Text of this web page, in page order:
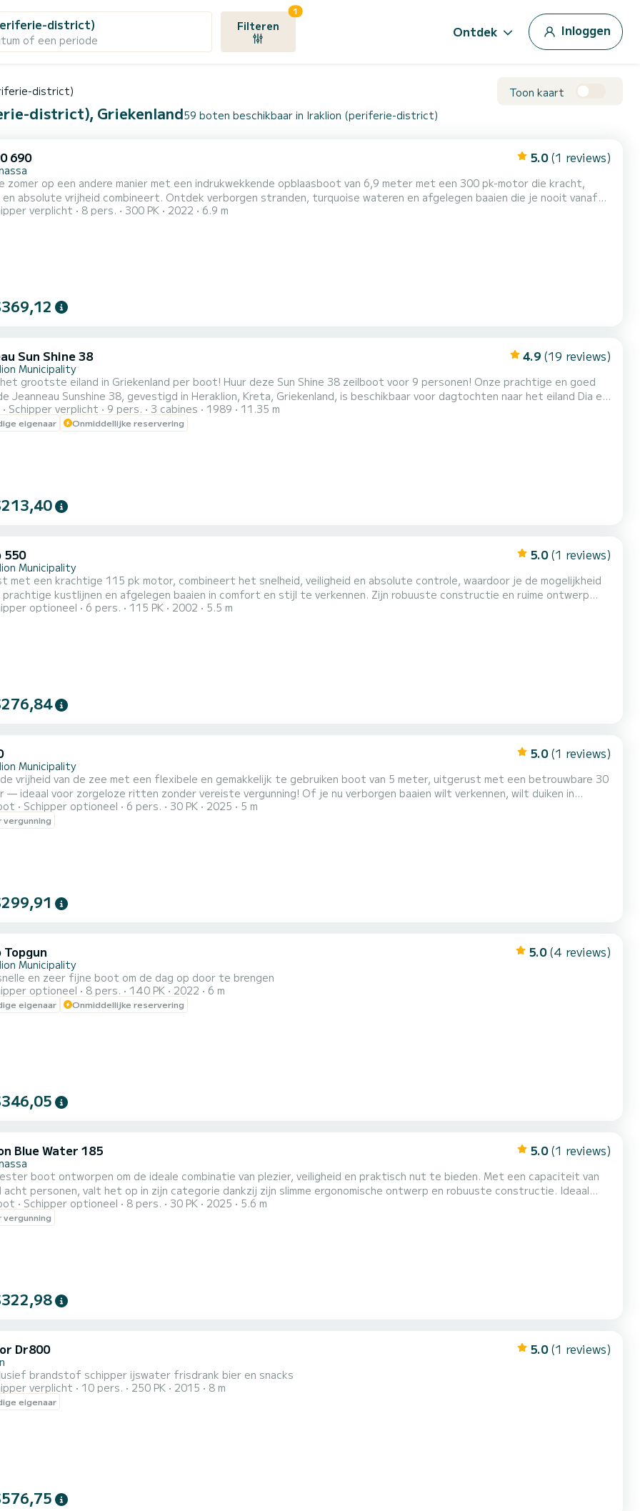
district)
of een periode
Filteren
1
Ontdek Inloggen
district) Toon kaart
district), Griekenland59 boten beschikbaar in Iraklion (periferie-district)
690 5.0 (1 reviews)
zomer op een andere manier met een indrukwekkende opblaasboot van 6,9 meter met een 300 pk-motor die kracht,
absolute vrijheid combineert. Ontdek verborgen stranden, turquoise wateren en afgelegen baaien die je nooit vanaf
bereiken. Met voldoende ruimte voor je gezelschap, ergonomisch design en hoge prestaties, biedt de boot een
verplicht 8 pers. 300 PK 2022 6.9 m
Sun Shine 38 4.9 (19 reviews)
Municipality
grootste eiland in Griekenland per boot! Huur deze Sun Shine 38 zeilboot voor 9 personen! Onze prachtige en goed
Jeanneau Sunshine 38, gevestigd in Heraklion, Kreta, Griekenland, is beschikbaar voor dagtochten naar het eiland Dia en
stranden, en ook voor meerdaagse cruises naar de Cycladen (Santorini, Paros, Milos, etc.) en de Dodekanesos
Rodos, etc.) Onder zeil heeft de Sun Shine 38 een uitstekende richtingstabiliteit. Het sturen van de boot laat g...
Schipper verplicht 9 pers. 3 cabines 1989 11.35 m
eigenaar Onmiddellijke reservering
550 5.0 (1 reviews)
Municipality
met een krachtige 115 pk motor, combineert het snelheid, veiligheid en absolute controle, waardoor je de mogelijkheid
prachtige kustlijnen en afgelegen baaien in comfort en stijl te verkennen. Zijn robuuste constructie en ruime ontwerp
ideaal voor groepen die krachtige momenten op zee willen ervaren - of het nu gaat om ontspannen duiken of meer
optioneel 6 pers. 115 PK 2002 5.5 m
5.0 (1 reviews)
Municipality
vrijheid van de zee met een flexibele en gemakkelijk te gebruiken boot van 5 meter, uitgerust met een betrouwbare 30
— ideaal voor zorgeloze ritten zonder vereiste vergunning! Of je nu verborgen baaien wilt verkennen, wilt duiken in
water of gewoon van de zon wilt genieten met je vrienden, deze boot is de perfecte keuze. Stabiel, comfortabel en
te hanteren, biedt het je de autonomie om je eigen zeeavontuur te plannen met veiligheid en vertrouwen. Idea...
Schipper optioneel 6 pers. 30 PK 2025 5 m
vergunning
5.0 (4 reviews)
Municipality
en zeer fijne boot om de dag op door te brengen
optioneel 8 pers. 140 PK 2022 6 m
eigenaar Onmiddellijke reservering
Blue Water 185 5.0 (1 reviews)
boot ontworpen om de ideale combinatie van plezier, veiligheid en praktisch nut te bieden. Met een capaciteit van
acht personen, valt het op in zijn categorie dankzij zijn slimme ergonomische ontwerp en robuuste constructie. Ideaal
uitjes of watersporten, biedt het hoge stabiliteit en comfort, waardoor het de enige boot in zijn categorie is die
zo effectief combineert met plezier.
Schipper optioneel 8 pers. 30 PK 2025 5.6 m
vergunning
Dr800 5.0 (1 reviews)
brandstof schipper ijswater frisdrank bier en snacks
verplicht 10 pers. 250 PK 2015 8 m
eigenaar